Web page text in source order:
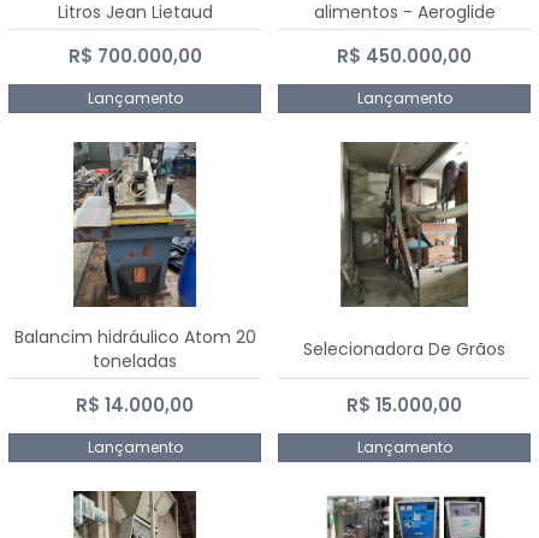
Litros Jean Lietaud
R$ 700.000,00
Lançamento
alimentos - Aeroglide
R$ 450.000,00
Lançamento
Balancim hidráulico Atom 20
toneladas
R$ 14.000,00
Lançamento
Selecionadora De Grãos
R$ 15.000,00
Lançamento